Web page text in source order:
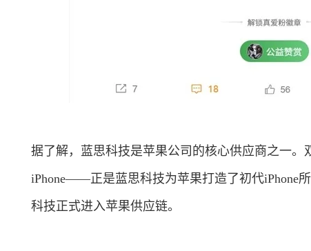
据了解，蓝思科技是苹果公司的核心供应商之一。
iPhone——正是蓝思科技为苹果打造了初代iPhone
科技正式进入苹果供应链。